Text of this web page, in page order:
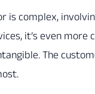
is complex,
it’s even more
The